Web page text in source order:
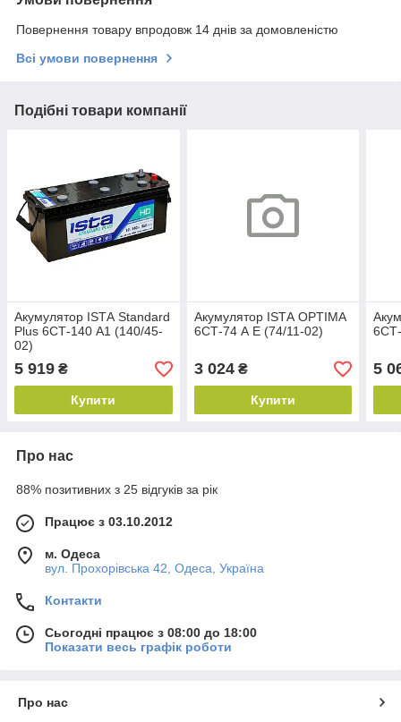
Повернення товару впродовж 14 днів за домовленістю
Всі умови повернення
Подібні товари компанії
Акумулятор ISТА Standard
Plus 6СТ-140 А1 (140/45-
02)
5 919 ₴
Купити
Акумулятор ISТА OPTIMA
6СТ-74 А E (74/11-02)
3 024₴
Купити
5
Про нас
88% позитивних з 25 відгуків за рік
Працює з 03.10.2012
м. Одеса
вул. Прохорівська 42, Одеса, Україна
Контакти
Сьогодні працює з 08:00 до 18:00
Показати весь графік роботи
Про нас